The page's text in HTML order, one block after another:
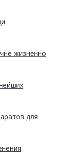
жизненно
для